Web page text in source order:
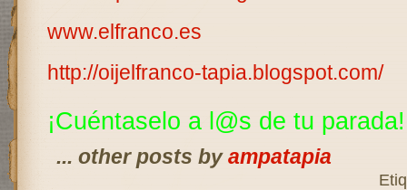
www.elfranco.es
http://oijelfranco-tapia.blogspot.com/
¡Cuéntaselo a l@s de tu parada!
... other posts byampatapia